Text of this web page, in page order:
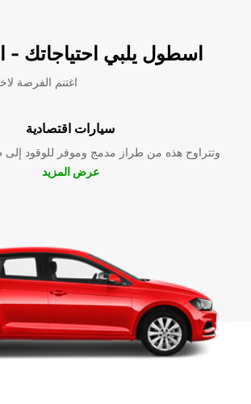
اسطول يلبي احتياجاتك -
اغتنم الفرصة
سيارات اقتصادية
وتتراوح هذه من طراز مدمج وموفر للوقود إلى
عرض المزيد